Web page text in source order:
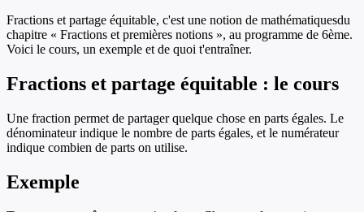
Fractions et partage équitable, c'est une notion de mathématiquesdu
chapitre « Fractions et premières notions », au programme de 6ème.
Voici le cours, un exemple et de quoi t'entraîner.
Fractions et partage équitable : le cours
Une fraction permet de partager quelque chose en parts égales. Le
dénominateur indique le nombre de parts égales, et le numérateur
indique combien de parts on utilise.
Exemple